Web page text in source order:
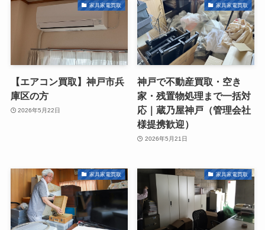
家具家電買取
【エアコン買取】神戸市兵
庫区の方
2026年5月22日
家具家電買取
神戸で不動産買取・空き
家・残置物処理まで一括対
応｜蔵乃屋神戸（管理会社
様提携歓迎）
2026年5月21日
家具家電買取 家具家電買取